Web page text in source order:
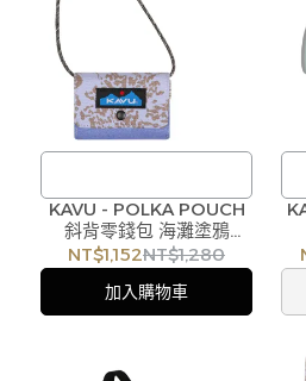
訂購注意事項 :
商品流動性快且多個平台共
用庫存，偶有下單後缺貨情
KAVU - POLKA POUCH
斜背零錢包 海灘塗鴉
#K94472276
NT$1,152NT$1,280
加入購物車